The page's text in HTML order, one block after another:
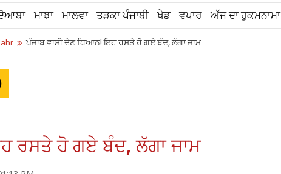
ਮਾਝਾ ਮਾਲਵਾ ਤੜਕਾ ਪੰਜਾਬੀ ਖੇਡ ਵਪਾਰ ਅੱਜ ਦਾ ਹੁਕਮਨਾਮਾ
ਪੰਜਾਬ ਵਾਸੀ ਦੇਣ ਧਿਆਨ! ਇਹ ਰਸਤੇ ਹੋ ਗਏ ਬੰਦ, ਲੱਗਾ ਜਾਮ
ਰਸਤੇ ਹੋ ਗਏ ਬੰਦ, ਲੱਗਾ ਜਾਮ